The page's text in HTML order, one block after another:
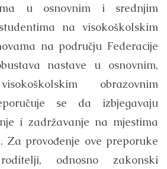
u osnovnim i srednjim
na visokoškolskim
na području Federacije
nastave u osnovnim,
obrazovnim
se da izbjegavaju
i zadržavanje na mjestima
Za provođenje ove preporuke
odnosno zakonski